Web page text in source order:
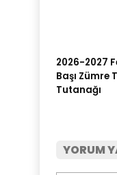
2026-2027
Başı Zümre
Tutanağı
YORUM